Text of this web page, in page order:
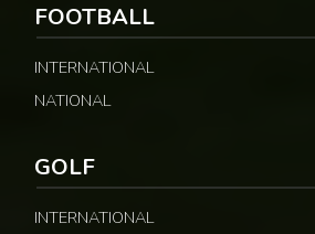
FOOTBALL
INTERNATIONAL
NATIONAL
GOLF
INTERNATIONAL